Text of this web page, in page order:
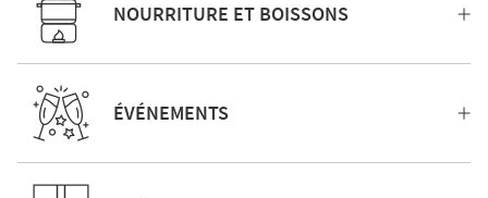
NOURRITURE ET BOISSONS
ÉVÉNEMENTS